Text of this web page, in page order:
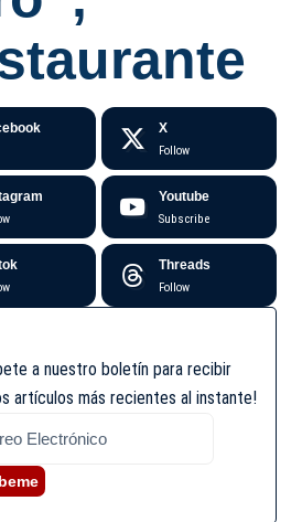
X
Follow
Youtube
Subscribe
Threads
Follow
a nuestro boletín para recibir
artículos más recientes al instante!